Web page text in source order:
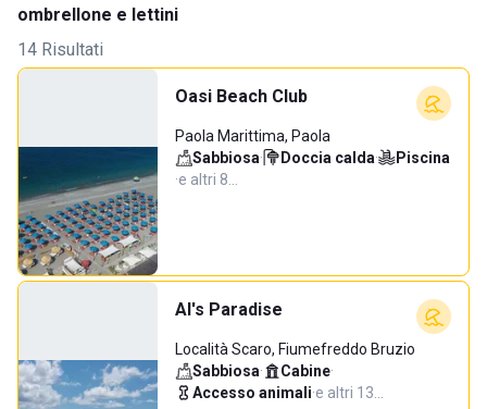
ombrellone e lettini
14 Risultati
Oasi Beach Club
Paola Marittima, Paola
Sabbiosa· Doccia calda·
Piscina
·e altri 8…
Al's Paradise
Località Scaro, Fiumefreddo Bruzio
Sabbiosa· Cabine·
Accesso animali·e altri 13…